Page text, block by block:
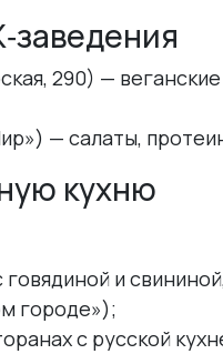
290) —
— салаты,
кухню
говядиной и
городе»);
с русской